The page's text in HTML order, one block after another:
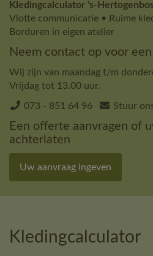
Kledingcalculator 's-
Vlotte communicatie • Ruime
Borduren in eigen atelier
Neem contact op voor
Wij zijn van maandag t/m
Vrijdag tot 13.00 uur.
073 - 851 64 96 Stuur
Een offerte aanvragen of
achterlaten
Uw aanvraag ingeven
Kledingcalculator